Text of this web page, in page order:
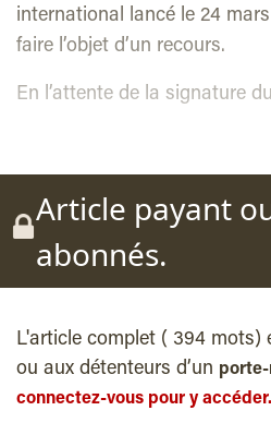
international lancé le 24
faire l’objet d’un recours.
En l’attente de la signature
Article payant
abonnés.
L'article complet ( 394 mots)
ou aux détenteurs d’un
connectez-vous pour y accéder.